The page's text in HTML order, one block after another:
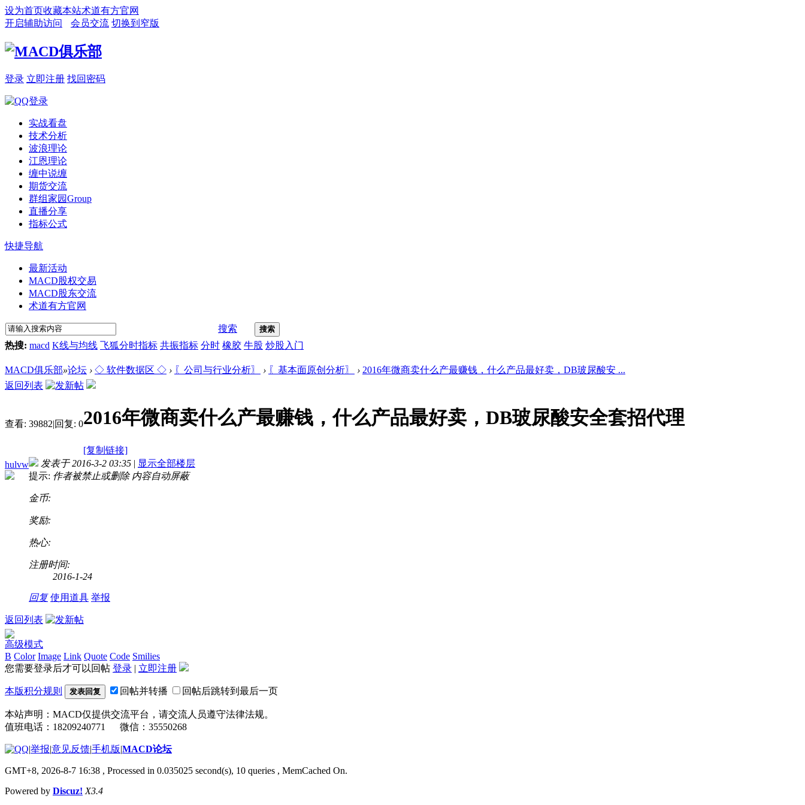
设为首页收藏本站术道有方官网
开启辅助访问
会员交流 切换到窄版
登录 立即注册 找回密码
实战看盘
技术分析
波浪理论
江恩理论
缠中说缠
期货交流
群组家园Group
直播分享
指标公式
快捷导航
最新活动
MACD股权交易
MACD股东交流
术道有方官网
搜索 搜索
热搜: macd K线与均线 飞狐分时指标 共振指标 分时 橡胶 牛股 炒股入门
MACD俱乐部»论坛 › ◇ 软件数据区 ◇ › 〖公司与行业分析〗 › 〖基本面原创分析〗 › 2016年微商卖什么产最赚钱，什么产品最好卖，DB玻尿酸安 ...
返回列表
查看: 39882|回复: 02016年微商卖什么产最赚钱，什么产品最好卖，DB玻尿酸安全套招代理
[复制链接]
hulvw
发表于 2016-3-2 03:35 | 显示全部楼层
提示: 作者被禁止或删除 内容自动屏蔽
金币:
奖励:
热心:
注册时间:
2016-1-24
回复 使用道具 举报
返回列表
高级模式
B Color Image Link Quote Code Smilies
您需要登录后才可以回帖 登录 | 立即注册
本版积分规则 发表回复 回帖并转播 回帖后跳转到最后一页
本站声明：MACD仅提供交流平台，请交流人员遵守法律法规。
值班电话：18209240771 微信：35550268
|举报|意见反馈|手机版|MACD论坛
GMT+8, 2026-8-7 16:38 , Processed in 0.035025 second(s), 10 queries , MemCached On.
Powered by Discuz! X3.4